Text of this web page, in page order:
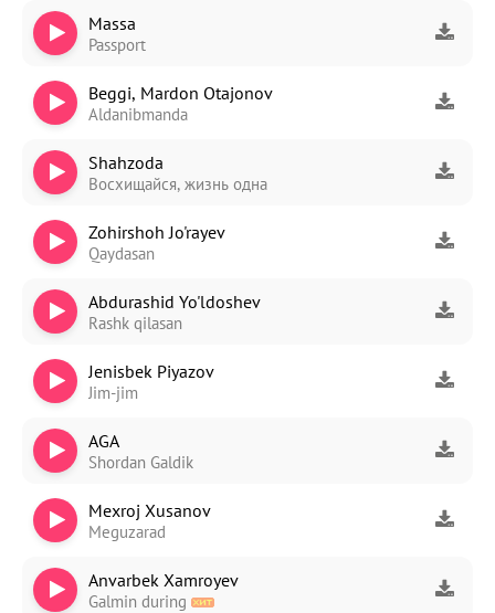
Massa
Passport
Beggi, Mardon Otajonov
Aldanibmanda
Shahzoda
Восхищайся, жизнь одна
Zohirshoh Jo'rayev
Qaydasan
Abdurashid Yo'ldoshev
Rashk qilasan
Jenisbek Piyazov
Jim-jim
AGA
Shordan Galdik
Mexroj Xusanov
Meguzarad
Anvarbek Xamroyev
Galmin during